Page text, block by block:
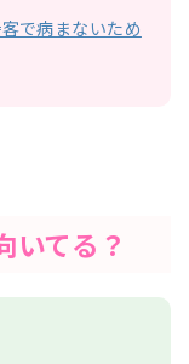
で病まないため
てる？